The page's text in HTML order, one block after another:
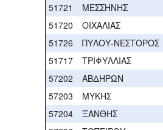
51721
ΜΕΣΣΗΝΗΣ
51720
ΟΙΧΑΛΙΑΣ
51726
ΠΥΛΟΥ-ΝΕΣΤΟΡΟΣ
51717
ΤΡΙΦΥΛΛΙΑΣ
57202
ΑΒΔΗΡΩΝ
57203
ΜΥΚΗΣ
57204
ΞΑΝΘΗΣ